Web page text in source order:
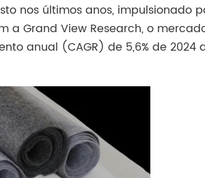
nos últimos anos, impulsionado
Grand View Research, o
anual (CAGR) de 5,6% de 2024